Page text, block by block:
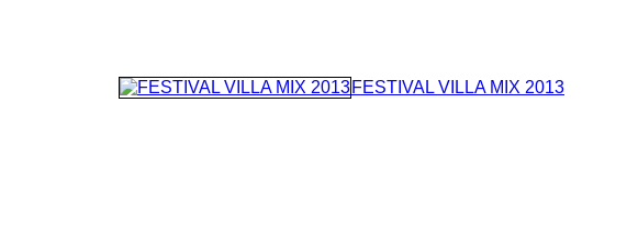
FESTIVAL VILLA MIX 2013